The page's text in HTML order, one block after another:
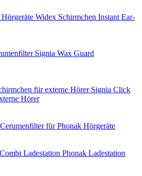
Widex Schirmchen Instant Ear-
Signia Wax Guard
Signia Click
Hörer
Cerumenfilter für Phonak Hörgeräte
Phonak Ladestation